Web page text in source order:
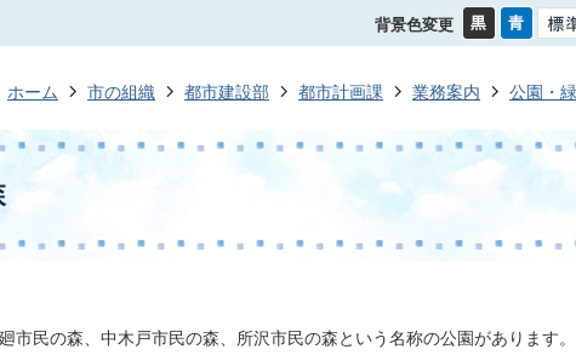
背景色変更
ホーム 市の組織 都市建設部 都市計画課 業務案内 公園・
市民の森、中木戸市民の森、所沢市民の森という名称の公園があります。